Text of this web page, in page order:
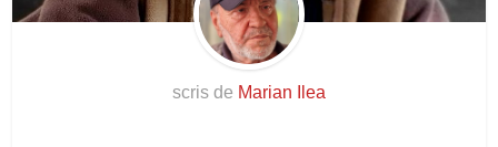
scris de Marian Ilea